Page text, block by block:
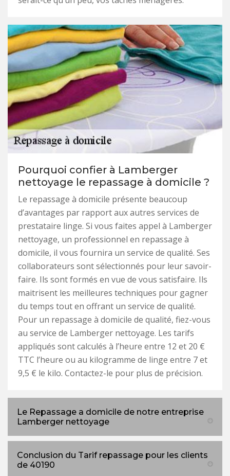
Pourquoi confier à Lamberger
nettoyage le repassage à domicile ?
Le repassage à domicile présente beaucoup
d’avantages par rapport aux autres services de
prestataire linge. Si vous faites appel à Lamberger
nettoyage, un professionnel en repassage à
domicile, il vous fournira un service de qualité. Ses
collaborateurs sont sélectionnés pour leur savoir-
faire. Ils sont formés en vue de vous satisfaire. Ils
maitrisent les meilleures techniques pour gagner
du temps tout en offrant un service de qualité.
Pour un repassage à domicile de qualité, fiez-vous
au service de Lamberger nettoyage. Les tarifs
appliqués sont calculés à l’heure entre 12 et 20 €
TTC l’heure ou au kilogramme de linge entre 7 et
9,5 € le kilo. Contactez-le pour plus de précision.
Le Repassage a domicile de notre entreprise
Lamberger nettoyage
Conclusion du Tarif repassage pour les clients
de 40190